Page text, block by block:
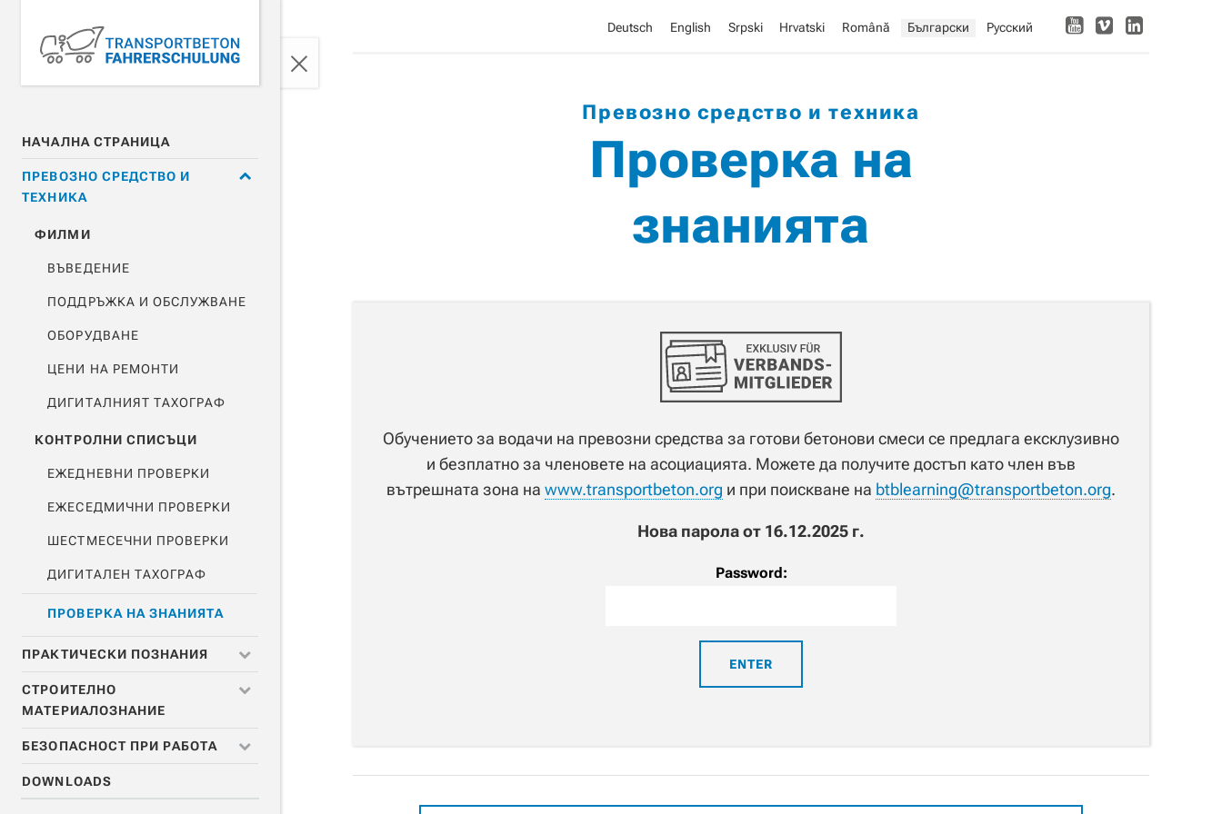
content
Deutsch English Srpski Hrvatski Română Български Русский
Превозно средство и техника
Проверка на
знанията
Обучението за водачи на превозни средства за готови бетонови смеси се предлага ексклузивно
и безплатно за членовете на асоциацията. Можете да получите достъп като член във
вътрешната зона на www.transportbeton.org и при поискване на btblearning@transportbeton.org.
Нова парола от 16.12.2025 г.
Password:
НАЧАЛНА СТРАНИЦА
ПРЕВОЗНО СРЕДСТВО И
ТЕХНИКА
ФИЛМИ
ВЪВЕДЕНИЕ
ПОДДРЪЖКА И ОБСЛУЖВАНЕ
ОБОРУДВАНЕ
ЦЕНИ НА РЕМОНТИ
ДИГИТАЛНИЯТ ТАХОГРАФ
КОНТРОЛНИ СПИСЪЦИ
ЕЖЕДНЕВНИ ПРОВЕРКИ
ЕЖЕСЕДМИЧНИ ПРОВЕРКИ
ШЕСТМЕСЕЧНИ ПРОВЕРКИ
ДИГИТАЛЕН ТАХОГРАФ
ПРОВЕРКА НА ЗНАНИЯТА
ПРАКТИЧЕСКИ ПОЗНАНИЯ
ФИЛМИ
ПРИ ПЪТУВАНЕ
СТРОИТЕЛНО
МАТЕРИАЛОЗНАНИЕ
СТРОИТЕЛНО
МАТЕРИАЛОЗНАНИЕ
БЕЗОПАСНОСТ ПРИ РАБОТА
БЕЗОПАСНОСТ ПРИ РАБОТА
DOWNLOADS